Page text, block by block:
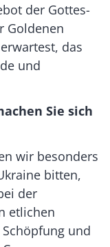
der Gottes-
Goldenen
das
und
Sie sich
wir besonders
bitten,
der
etlichen
und